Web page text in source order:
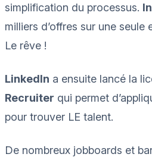
simplification du processus.
milliers d’offres sur une
Le rêve !
LinkedIn a ensuite lancé la
Recruiter qui permet
pour trouver LE talent.
De nombreux jobboards et